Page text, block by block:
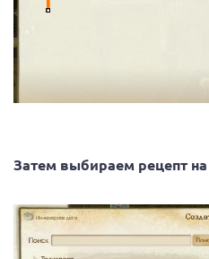
Затем выбираем рецепт